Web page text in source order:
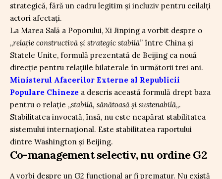
strategică, fără un cadru legitim și incluziv pentru ceilalți
actori afectați.
La Marea Sală a Poporului, Xi Jinping a vorbit despre o
„relație constructivă și strategic stabilă” între China și
Statele Unite, formulă prezentată de Beijing ca nouă
direcție pentru relațiile bilaterale în următorii trei ani.
Ministerul Afacerilor Externe al Republicii
Populare Chineze a descris această formulă drept baza
pentru o relație „stabilă, sănătoasă și sustenabilă„.
Stabilitatea invocată, însă, nu este neapărat stabilitatea
sistemului internațional. Este stabilitatea raportului
dintre Washington și Beijing.
Co-management selectiv, nu ordine G2
A vorbi despre un G2 funcțional ar fi prematur. Nu există